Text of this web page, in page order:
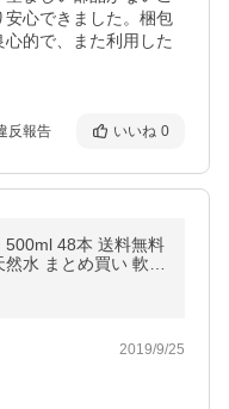
安心できました。梱包
的で、また利用した
反報告 いいね 0
500ml 48本 送料無料
2019/9/25